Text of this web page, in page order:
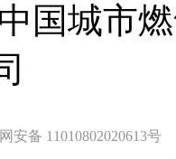
国城市
安备 11010802020613号